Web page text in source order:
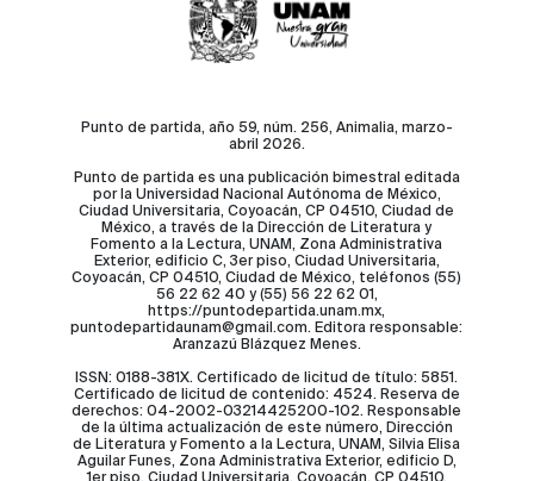
Punto de partida, año 59, núm. 256, Animalia, marzo-
abril 2026.
Punto de partida es una publicación bimestral editada
por la Universidad Nacional Autónoma de México,
Ciudad Universitaria, Coyoacán, CP 04510, Ciudad de
México, a través de la Dirección de Literatura y
Fomento a la Lectura, UNAM, Zona Administrativa
Exterior, edificio C, 3er piso, Ciudad Universitaria,
Coyoacán, CP 04510, Ciudad de México, teléfonos (55)
56 22 62 40 y (55) 56 22 62 01,
https://puntodepartida.unam.mx,
puntodepartidaunam@gmail.com. Editora responsable:
Aranzazú Blázquez Menes.
ISSN: 0188-381X. Certificado de licitud de título: 5851.
Certificado de licitud de contenido: 4524. Reserva de
derechos: 04-2002-03214425200-102. Responsable
de la última actualización de este número, Dirección
de Literatura y Fomento a la Lectura, UNAM, Silvia Elisa
Aguilar Funes, Zona Administrativa Exterior, edificio D,